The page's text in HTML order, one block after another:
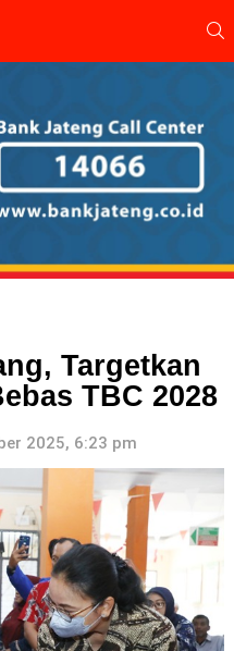
Targetkan
TBC 2028
2025, 6:23 pm